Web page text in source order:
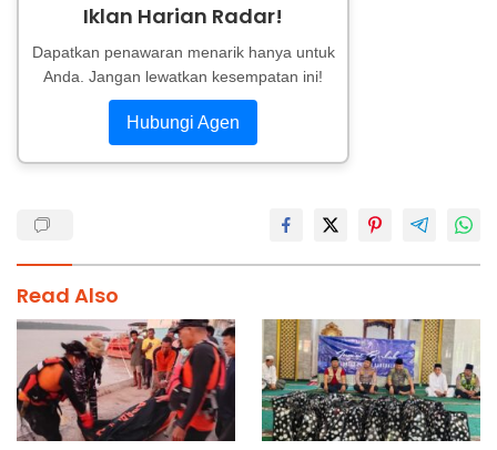
Iklan Harian Radar!
Dapatkan penawaran menarik hanya untuk
Anda. Jangan lewatkan kesempatan ini!
Hubungi Agen
Read Also